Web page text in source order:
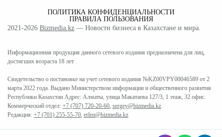
ПОЛИТИКА КОНФИДЕНЦИАЛЬНОСТИ
ПРАВИЛА ПОЛЬЗОВАНИЯ
2021-2026 Bizmedia.kz — Новости бизнеса в Казахстане и мира.
Информационная продукция данного сетевого издания предназначена для лиц,
достигших возраста 18 лет
Свидетельство о постановке на учет сетевого издания №KZ00VPY00046589 от 2
марта 2022 года. Выдано Министерством информации и общественного развития
Республики Казахстан Адрес: Алматы, улица Макатаева 127/3, 1 этаж, 32 офис.
Коммерческий отдел: +7 (707) 720-20-60, sergey@bizmedia.kz
Редакция: +7 (701) 255-55-70, erlen@bizmedia.kz